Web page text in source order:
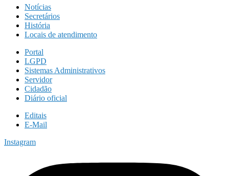
Notícias
Secretários
História
Locais de atendimento
Portal
LGPD
Sistemas Administrativos
Servidor
Cidadão
Diário oficial
Editais
E-Mail
Instagram